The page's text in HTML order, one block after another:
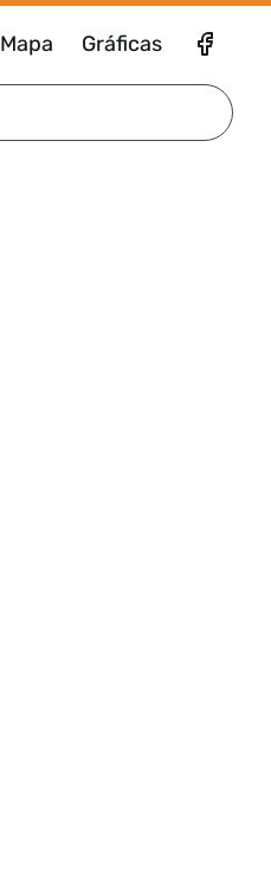
Mapa Gráficas